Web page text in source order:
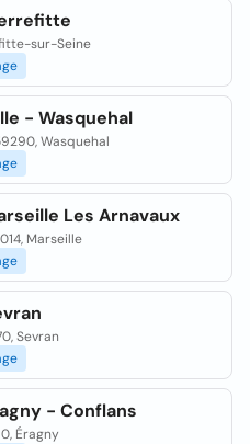
sur-Seine
- Wasquehal
Wasquehal
Les Arnavaux
Marseille
Sevran
- Conflans
Éragny